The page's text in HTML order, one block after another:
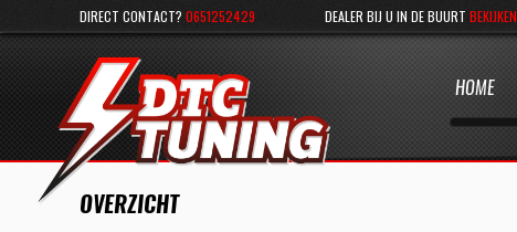
DIRECT CONTACT? 0651252429 DEALER BIJ U IN DE BUURT BEKIJKEN
HOME
OVERZICHT